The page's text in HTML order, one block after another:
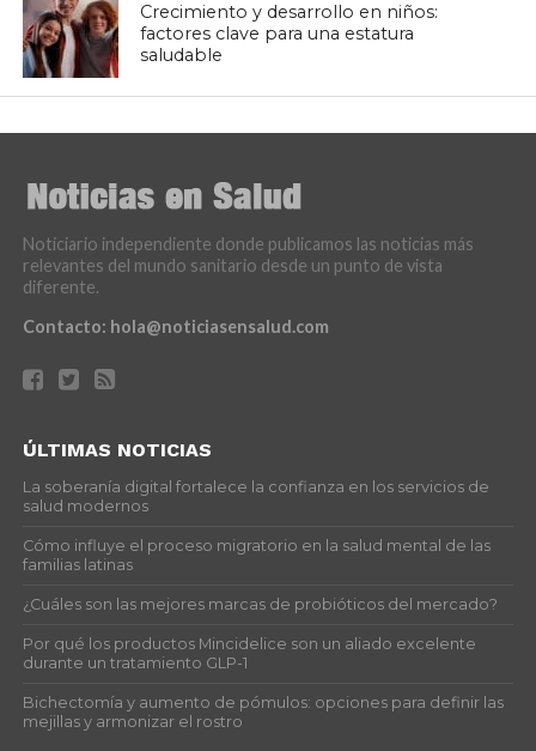
Crecimiento y desarrollo en niños:
factores clave para una estatura
saludable
Noticiario independiente donde publicamos las noticias más
relevantes del mundo sanitario desde un punto de vista
diferente.
Contacto: hola@noticiasensalud.com
ÚLTIMAS NOTICIAS
La soberanía digital fortalece la confianza en los servicios de
salud modernos
Cómo influye el proceso migratorio en la salud mental de las
familias latinas
¿Cuáles son las mejores marcas de probióticos del mercado?
Por qué los productos Mincidelice son un aliado excelente
durante un tratamiento GLP-1
Bichectomía y aumento de pómulos: opciones para definir las
mejillas y armonizar el rostro